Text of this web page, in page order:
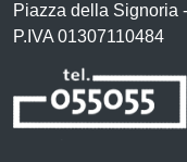
Piazza della Signoria
P.IVA 01307110484